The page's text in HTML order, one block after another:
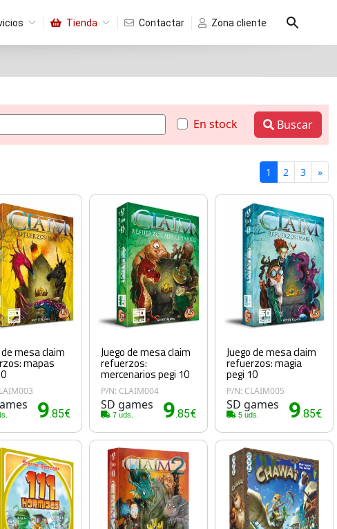
Tienda Contactar Zona cliente
En stock Buscar
1 2 3 »
de mesa claim
mapas
9.85€
Juego de mesa claim
refuerzos:
mercenarios pegi 10
P/N: CLAIM004
SD games
7 uds. 9.85€
Juego de mesa claim
refuerzos: magia
pegi 10
P/N: CLAIM005
SD games
5 uds. 9.85€